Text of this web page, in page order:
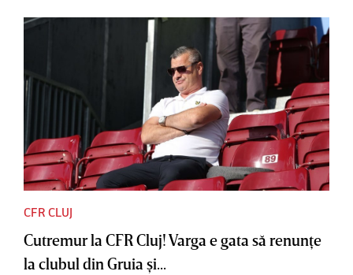
CFR CLUJ
Cutremur la CFR Cluj! Varga e gata să renunţe
la clubul din Gruia şi...